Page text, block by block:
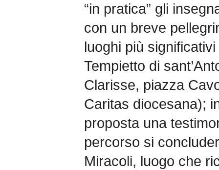
“in pratica” gli
con un breve
luoghi più
Tempietto di
Clarisse, piazza
Caritas diocesana);
proposta una
percorso si
Miracoli, luogo che